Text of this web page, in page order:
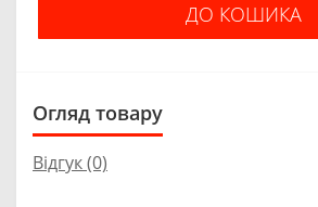
ДО КОШИКА
Огляд товару
Відгук (0)